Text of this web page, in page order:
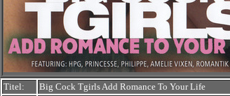
Titel:
Big Cock Tgirls Add Romance To Your Life